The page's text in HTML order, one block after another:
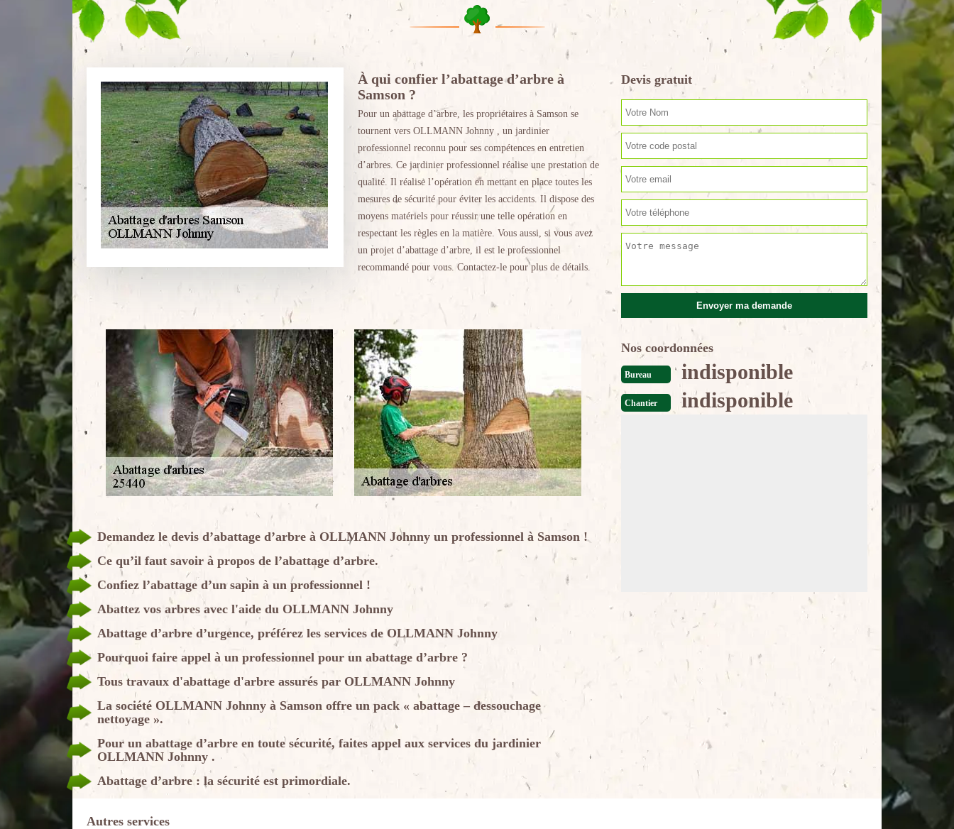
À qui confier l’abattage d’arbre à
Samson ?
Pour un abattage d’arbre, les propriétaires à Samson se
tournent vers OLLMANN Johnny , un jardinier
professionnel reconnu pour ses compétences en entretien
d’arbres. Ce jardinier professionnel réalise une prestation de
qualité. Il réalise l’opération en mettant en place toutes les
mesures de sécurité pour éviter les accidents. Il dispose des
moyens matériels pour réussir une telle opération en
respectant les règles en la matière. Vous aussi, si vous avez
un projet d’abattage d’arbre, il est le professionnel
recommandé pour vous. Contactez-le pour plus de détails.
Demandez le devis d’abattage d’arbre à OLLMANN Johnny un professionnel à Samson !
Ce qu’il faut savoir à propos de l’abattage d’arbre.
Confiez l’abattage d’un sapin à un professionnel !
Abattez vos arbres avec l'aide du OLLMANN Johnny
Abattage d’arbre d’urgence, préférez les services de OLLMANN Johnny
Pourquoi faire appel à un professionnel pour un abattage d’arbre ?
Tous travaux d'abattage d'arbre assurés par OLLMANN Johnny
La société OLLMANN Johnny à Samson offre un pack « abattage – dessouchage
nettoyage ».
Pour un abattage d’arbre en toute sécurité, faites appel aux services du jardinier
OLLMANN Johnny .
Abattage d’arbre : la sécurité est primordiale.
Devis gratuit
Nos coordonnées
Bureau indisponible
Chantier indisponible
Autres services